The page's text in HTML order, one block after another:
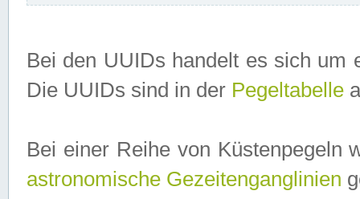
Bei den UUIDs handelt es sich um
Die UUIDs sind in der Pegeltabelle
Bei einer Reihe von Küstenpegeln
astronomische Gezeitenganglinien